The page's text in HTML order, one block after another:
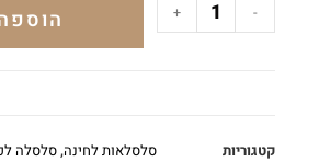
-
+
קטגוריות סלסלאות לחינה,סלסלה